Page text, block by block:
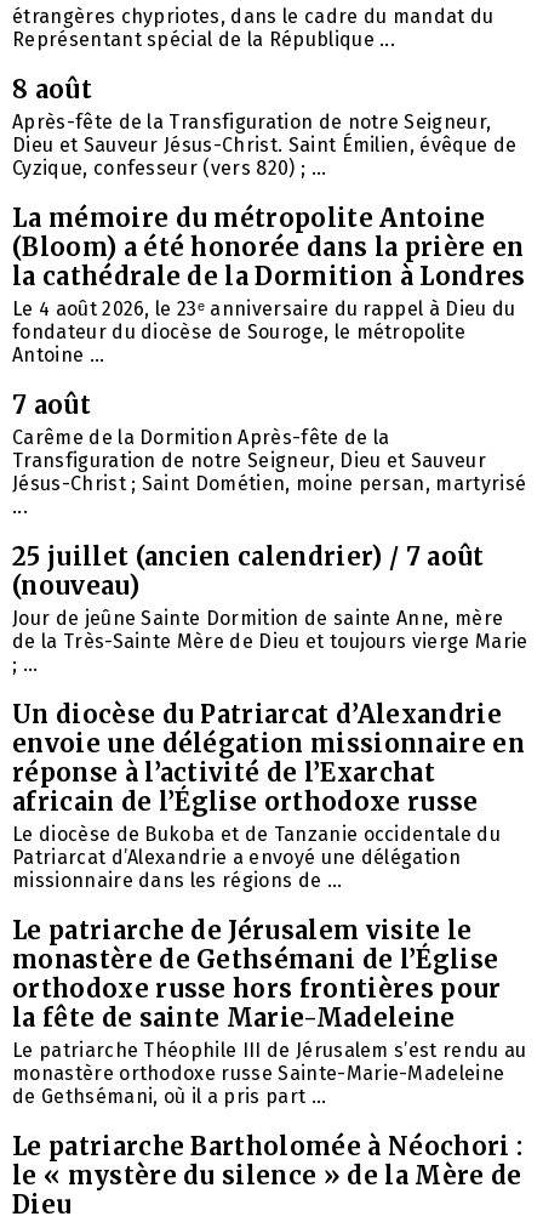
étrangères chypriotes, dans le cadre du mandat du
Représentant spécial de la République ...
8 août
Après-fête de la Transfiguration de notre Seigneur,
Dieu et Sauveur Jésus-Christ. Saint Émilien, évêque de
Cyzique, confesseur (vers 820) ; ...
La mémoire du métropolite Antoine
(Bloom) a été honorée dans la prière en
la cathédrale de la Dormition à Londres
Le 4 août 2026, le 23ᵉ anniversaire du rappel à Dieu du
fondateur du diocèse de Souroge, le métropolite
Antoine ...
7 août
Carême de la Dormition Après-fête de la
Transfiguration de notre Seigneur, Dieu et Sauveur
Jésus-Christ ; Saint Dométien, moine persan, martyrisé
...
25 juillet (ancien calendrier) / 7 août
(nouveau)
Jour de jeûne Sainte Dormition de sainte Anne, mère
de la Très-Sainte Mère de Dieu et toujours vierge Marie
; ...
Un diocèse du Patriarcat d’Alexandrie
envoie une délégation missionnaire en
réponse à l’activité de l’Exarchat
africain de l’Église orthodoxe russe
Le diocèse de Bukoba et de Tanzanie occidentale du
Patriarcat d’Alexandrie a envoyé une délégation
missionnaire dans les régions de ...
Le patriarche de Jérusalem visite le
monastère de Gethsémani de l’Église
orthodoxe russe hors frontières pour
la fête de sainte Marie-Madeleine
Le patriarche Théophile III de Jérusalem s’est rendu au
monastère orthodoxe russe Sainte-Marie-Madeleine
de Gethsémani, où il a pris part ...
Le patriarche Bartholomée à Néochori :
le « mystère du silence » de la Mère de
Dieu